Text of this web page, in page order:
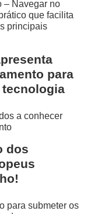
– Navegar no
que facilita
principais
para
a conhecer
dos
para submeter os